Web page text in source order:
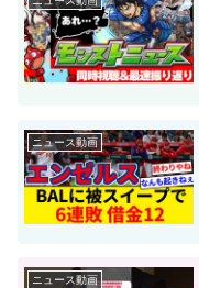
ニュース動画
ニュース動画